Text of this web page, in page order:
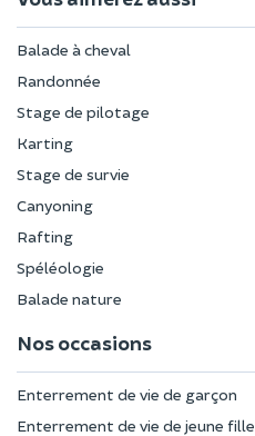
Balade à cheval
Randonnée
Stage de pilotage
Karting
Stage de survie
Canyoning
Rafting
Spéléologie
Balade nature
Nos occasions
Enterrement de vie de garçon
Enterrement de vie de jeune fille